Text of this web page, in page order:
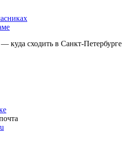
куда сходить в Санкт-Петербурге